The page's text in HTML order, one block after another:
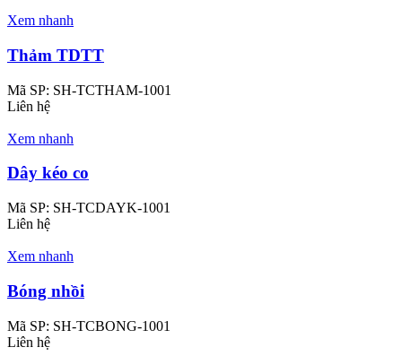
Xem nhanh
Thảm TDTT
Mã SP: SH-TCTHAM-1001
Liên hệ
Xem nhanh
Dây kéo co
Mã SP: SH-TCDAYK-1001
Liên hệ
Xem nhanh
Bóng nhồi
Mã SP: SH-TCBONG-1001
Liên hệ